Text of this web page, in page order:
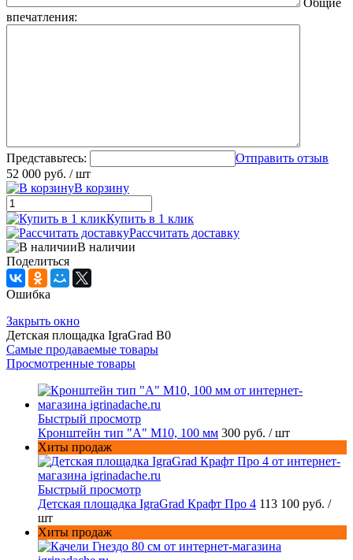
Общие
впечатления:
Представьтесь:
Отправить отзыв
52 000 руб. / шт
В корзину
Купить в 1 клик
Рассчитать доставку
В наличии
Поделиться
Ошибка
Закрыть окно
Детская площадка IgraGrad B0
Самые продаваемые товары
Просмотренные товары
Быстрый просмотр
Кронштейн тип "A" M10, 100 мм 300 руб. / шт
Хиты продаж
Быстрый просмотр
Детская площадка IgraGrad Крафт Про 4 113 100 руб. /
шт
Хиты продаж